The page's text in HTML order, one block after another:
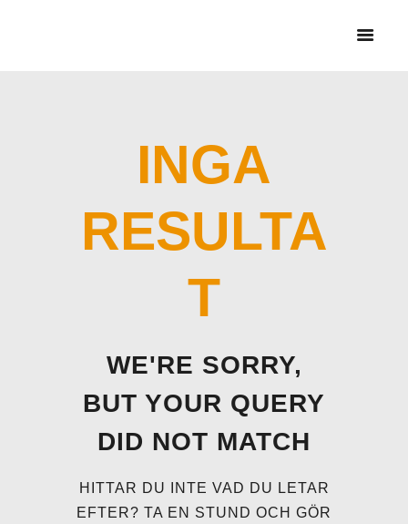
INGA
RESULTA
T
WE'RE SORRY,
BUT YOUR QUERY
DID NOT MATCH
HITTAR DU INTE VAD DU LETAR
EFTER? TA EN STUND OCH GÖR